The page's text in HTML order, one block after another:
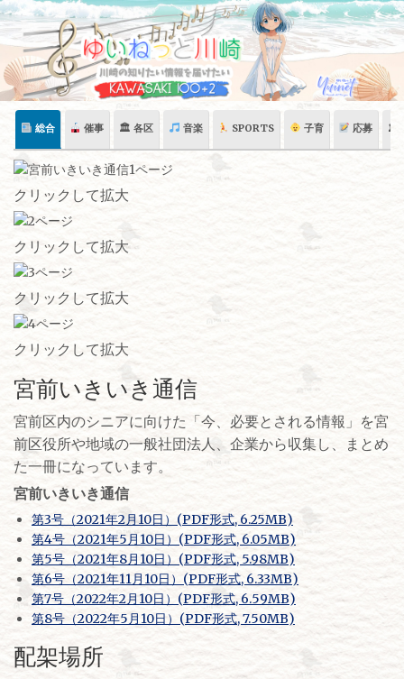
Skip
content
総合 催事 🏛 各区 音楽 SPORTS 子育 応募 🏛
クリックして拡大
クリックして拡大
クリックして拡大
クリックして拡大
宮前いきいき通信
宮前区内のシニアに向けた「今、必要とされる情報」を宮
前区役所や地域の一般社団法人、企業から収集し、まとめ
た一冊になっています。
宮前いきいき通信
第3号（2021年2月10日）(PDF形式, 6.25MB)
第4号（2021年5月10日）(PDF形式, 6.05MB)
第5号（2021年8月10日）(PDF形式, 5.98MB)
第6号（2021年11月10日）(PDF形式, 6.33MB)
第7号（2022年2月10日）(PDF形式, 6.59MB)
第8号（2022年5月10日）(PDF形式, 7.50MB)
配架場所